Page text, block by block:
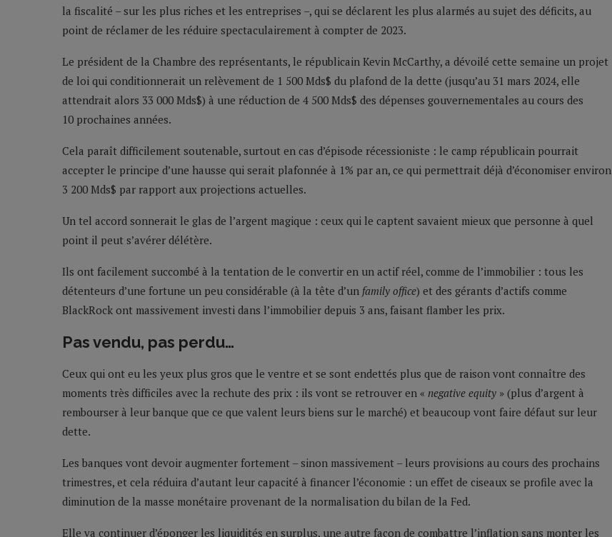
la fiscalité – sur les plus riches et les entreprises –, qui se déclarent les plus alarmés au sujet des déficits, au
point de réclamer de les réduire spectaculairement à compter de 2023.
Le président de la Chambre des représentants, le républicain Kevin McCarthy, a dévoilé cette semaine un projet
de loi qui conditionnerait un relèvement de 1 500 Mds$ du plafond de la dette (jusqu’au 31 mars 2024, elle
attendrait alors 33 000 Mds$) à une réduction de 4 500 Mds$ des dépenses gouvernementales au cours des
10 prochaines années.
Cela paraît difficilement soutenable, surtout en cas d’épisode récessioniste : le camp républicain pourrait
accepter le principe d’une hausse qui serait plafonnée à 1% par an, ce qui permettrait déjà d’économiser environ
3 200 Mds$ par rapport aux projections actuelles.
Un tel accord sonnerait le glas de l’argent magique : ceux qui le captent savaient mieux que personne à quel
point il peut s’avérer délétère.
Ils ont facilement succombé à la tentation de le convertir en un actif réel, comme de l’immobilier : tous les
détenteurs d’une fortune un peu considérable (à la tête d’un family office) et des gérants d’actifs comme
BlackRock ont massivement investi dans l’immobilier depuis 3 ans, faisant flamber les prix.
Pas vendu, pas perdu…
Ceux qui ont eu les yeux plus gros que le ventre et se sont endettés plus que de raison vont connaître des
moments très difficiles avec la rechute des prix : ils vont se retrouver en « negative equity » (plus d’argent à
rembourser à leur banque que ce que valent leurs biens sur le marché) et beaucoup vont faire défaut sur leur
dette.
Les banques vont devoir augmenter fortement – sinon massivement – leurs provisions au cours des prochains
trimestres, et cela réduira d’autant leur capacité à financer l’économie : un effet de ciseaux se profile avec la
diminution de la masse monétaire provenant de la normalisation du bilan de la Fed.
Elle va continuer d’éponger les liquidités en surplus, une autre façon de combattre l’inflation sans monter les